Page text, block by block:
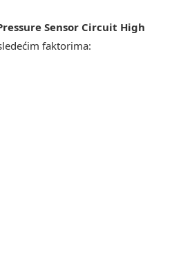
Sensor Circuit High
faktorima: